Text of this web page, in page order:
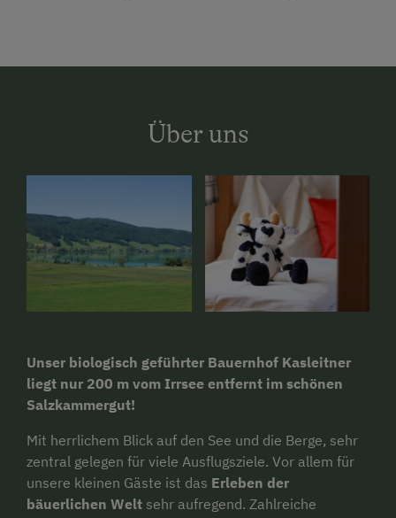
Über uns
Unser biologisch geführter Bauernhof Kasleitner
liegt nur 200 m vom Irrsee entfernt im schönen
Salzkammergut!
Mit herrlichem Blick auf den See und die Berge, sehr
zentral gelegen für viele Ausflugsziele. Vor allem für
unsere kleinen Gäste ist das Erleben der
bäuerlichen Welt sehr aufregend. Zahlreiche